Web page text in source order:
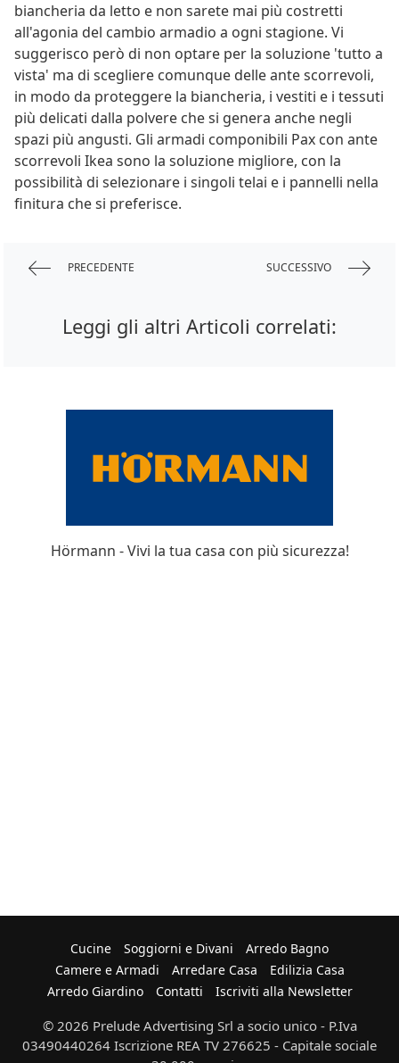
biancheria da letto e non sarete mai più costretti
all'agonia del cambio armadio a ogni stagione. Vi
suggerisco però di non optare per la soluzione 'tutto a
vista' ma di scegliere comunque delle ante scorrevoli,
in modo da proteggere la biancheria, i vestiti e i tessuti
più delicati dalla polvere che si genera anche negli
spazi più angusti. Gli armadi componibili Pax con ante
scorrevoli Ikea sono la soluzione migliore, con la
possibilità di selezionare i singoli telai e i pannelli nella
finitura che si preferisce.
PRECEDENTE SUCCESSIVO
Leggi gli altri Articoli correlati:
Hörmann - Vivi la tua casa con più sicurezza!
Cucine Soggiorni e Divani
Arredo Bagno
Camere e Armadi
Arredare Casa
Edilizia Casa
Arredo Giardino
Contatti Iscriviti alla Newsletter
© 2026 Prelude Advertising Srl a socio unico - P.Iva
03490440264 Iscrizione REA TV 276625 - Capitale sociale